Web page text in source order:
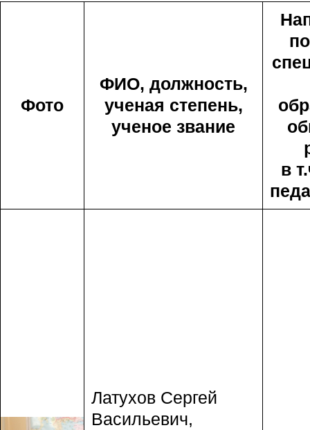
Фото
ФИО, должность,
ученая степень,
ученое звание
в
Латухов Сергей
Васильевич,